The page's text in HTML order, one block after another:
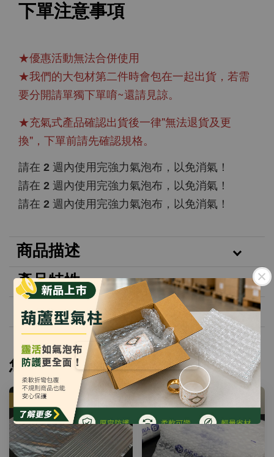
下單注意事項
★優惠活動無法合併使用
★我們的大包材第二件時會包在一起出貨，若需
要分開請單獨下單唷~還請見諒。
★充氣式產品確認出貨後一律"無法退貨及更
換"，下單前請先確認規格。
請在 2 週內使用完強力氣泡布，以免消氣！
請在 2 週內使用完強力氣泡布，以免消氣！
請在 2 週內使用完強力氣泡布，以免消氣！
商品描述
產品特性
產品規格：
您可能也喜歡
優惠
2件折120元